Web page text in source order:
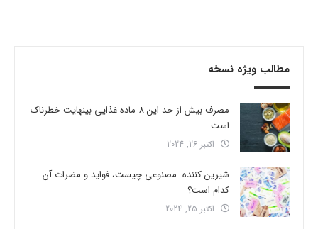
مطالب ویژه نسخه
مصرف بیش از حد این 8 ماده غذایی بینهایت خطرناک
است
اکتبر 26, 2024
شیرین کننده مصنوعی چیست، فواید و مضرات آن
کدام است؟
اکتبر 25, 2024